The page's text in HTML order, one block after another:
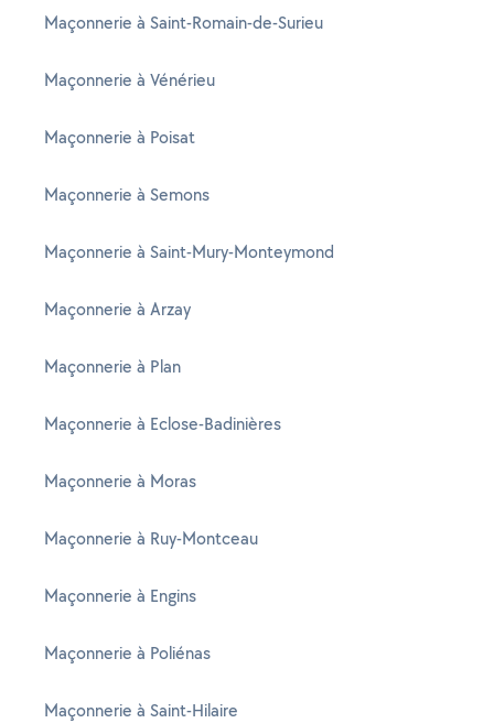
Maçonnerie à Saint-Romain-de-Surieu
Maçonnerie à Vénérieu
Maçonnerie à Poisat
Maçonnerie à Semons
Maçonnerie à Saint-Mury-Monteymond
Maçonnerie à Arzay
Maçonnerie à Plan
Maçonnerie à Eclose-Badinières
Maçonnerie à Moras
Maçonnerie à Ruy-Montceau
Maçonnerie à Engins
Maçonnerie à Poliénas
Maçonnerie à Saint-Hilaire